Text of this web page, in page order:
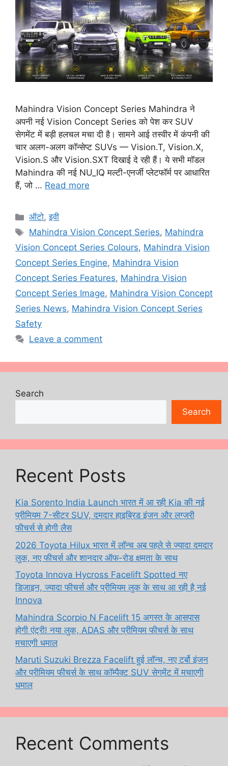
Mahindra Vision Concept Series Mahindra ने
अपनी नई Vision Concept Series को पेश कर SUV
सेगमेंट में बड़ी हलचल मचा दी है। सामने आई तस्वीर में कंपनी की
चार अलग-अलग कॉन्सेप्ट SUVs — Vision.T, Vision.X,
Vision.S और Vision.SXT दिखाई दे रही हैं। ये सभी मॉडल
Mahindra की नई NU_IQ मल्टी-एनर्जी प्लेटफॉर्म पर आधारित
हैं, जो … Read more
Categories
ऑटो,इवी
Tags
Mahindra Vision Concept Series, Mahindra
Vision Concept Series Colours, Mahindra Vision
Concept Series Engine, Mahindra Vision
Concept Series Features, Mahindra Vision
Concept Series Image, Mahindra Vision Concept
Series News, Mahindra Vision Concept Series
Safety
Leave a comment
Search
Search
Recent Posts
Kia Sorento India Launch भारत में आ रही Kia की नई
प्रीमियम 7-सीटर SUV, दमदार हाइब्रिड इंजन और लग्जरी
फीचर्स से होगी लैस
2026 Toyota Hilux भारत में लॉन्च अब पहले से ज्यादा दमदार
लुक, नए फीचर्स और शानदार ऑफ-रोड क्षमता के साथ
Toyota Innova Hycross Facelift Spotted नए
डिजाइन, ज्यादा फीचर्स और प्रीमियम लुक के साथ आ रही है नई
Innova
Mahindra Scorpio N Facelift 15 अगस्त के आसपास
होगी एंट्री! नया लुक, ADAS और प्रीमियम फीचर्स के साथ
मचाएगी धमाल
Maruti Suzuki Brezza Facelift हुई लॉन्च, नए टर्बो इंजन
और प्रीमियम फीचर्स के साथ कॉम्पैक्ट SUV सेगमेंट में मचाएगी
धमाल
Recent Comments